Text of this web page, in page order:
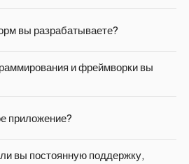
вы разрабатываете?
и фреймворки вы
приложение?
вы постоянную поддержку,